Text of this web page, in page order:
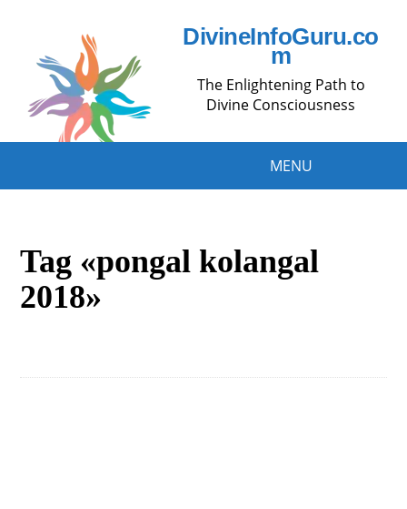
DivineInfoGuru.co
m
The Enlightening Path to
Divine Consciousness
MENU
Tag «pongal kolangal
2018»